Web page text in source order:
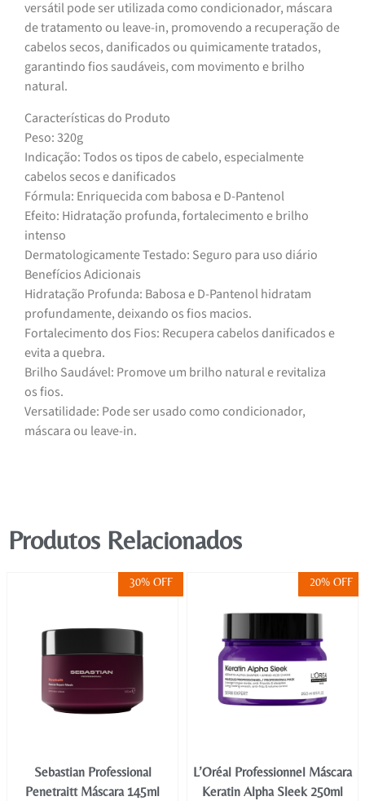
versátil pode ser utilizada como condicionador, máscara
de tratamento ou leave-in, promovendo a recuperação de
cabelos secos, danificados ou quimicamente tratados,
garantindo fios saudáveis, com movimento e brilho
natural.
Características do Produto
Peso: 320g
Indicação: Todos os tipos de cabelo, especialmente
cabelos secos e danificados
Fórmula: Enriquecida com babosa e D-Pantenol
Efeito: Hidratação profunda, fortalecimento e brilho
intenso
Dermatologicamente Testado: Seguro para uso diário
Benefícios Adicionais
Hidratação Profunda: Babosa e D-Pantenol hidratam
profundamente, deixando os fios macios.
Fortalecimento dos Fios: Recupera cabelos danificados e
evita a quebra.
Brilho Saudável: Promove um brilho natural e revitaliza
os fios.
Versatilidade: Pode ser usado como condicionador,
máscara ou leave-in.
Produtos Relacionados
30% OFF
Sebastian Professional
Penetraitt Máscara 145ml
20% OFF
L’Oréal Professionnel Máscara
Keratin Alpha Sleek 250ml